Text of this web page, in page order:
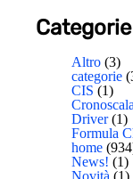
Categorie
Altro (3)
categorie
CIS (1)
Driver(1)
Formula
home
News! (1)